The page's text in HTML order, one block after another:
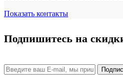
Показать контакты
Подпишитесь на